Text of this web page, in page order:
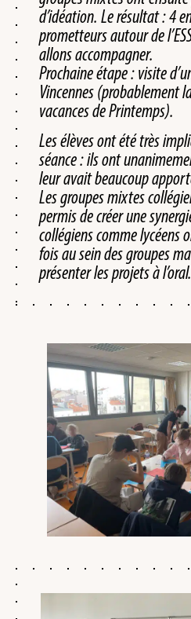
d’idéation. Le résultat : 4
prometteurs autour de
allons accompagner.
Prochaine étape : visite
Vincennes (probablement
vacances de Printemps).
Les élèves ont été très
séance : ils ont
leur avait beaucoup
Les groupes mixtes
permis de créer une
collégiens comme lycéens
fois au sein des groupes
présenter les projets à l’oral.